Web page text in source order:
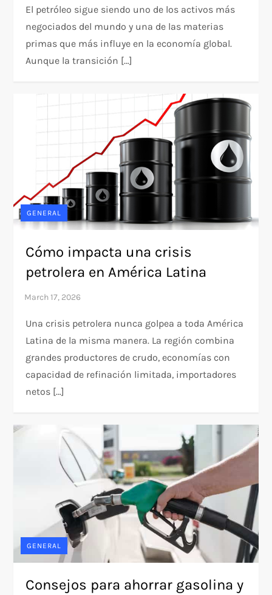
El petróleo sigue siendo uno de los activos más
negociados del mundo y una de las materias
primas que más influye en la economía global.
Aunque la transición […]
GENERAL
Cómo impacta una crisis
petrolera en América Latina
Una crisis petrolera nunca golpea a toda América
Latina de la misma manera. La región combina
grandes productores de crudo, economías con
capacidad de refinación limitada, importadores
netos […]
GENERAL
Consejos para ahorrar gasolina y